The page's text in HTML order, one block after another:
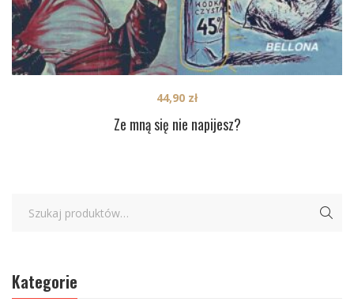
Ze mną się nie napijesz?
44,90 zł
Kategorie